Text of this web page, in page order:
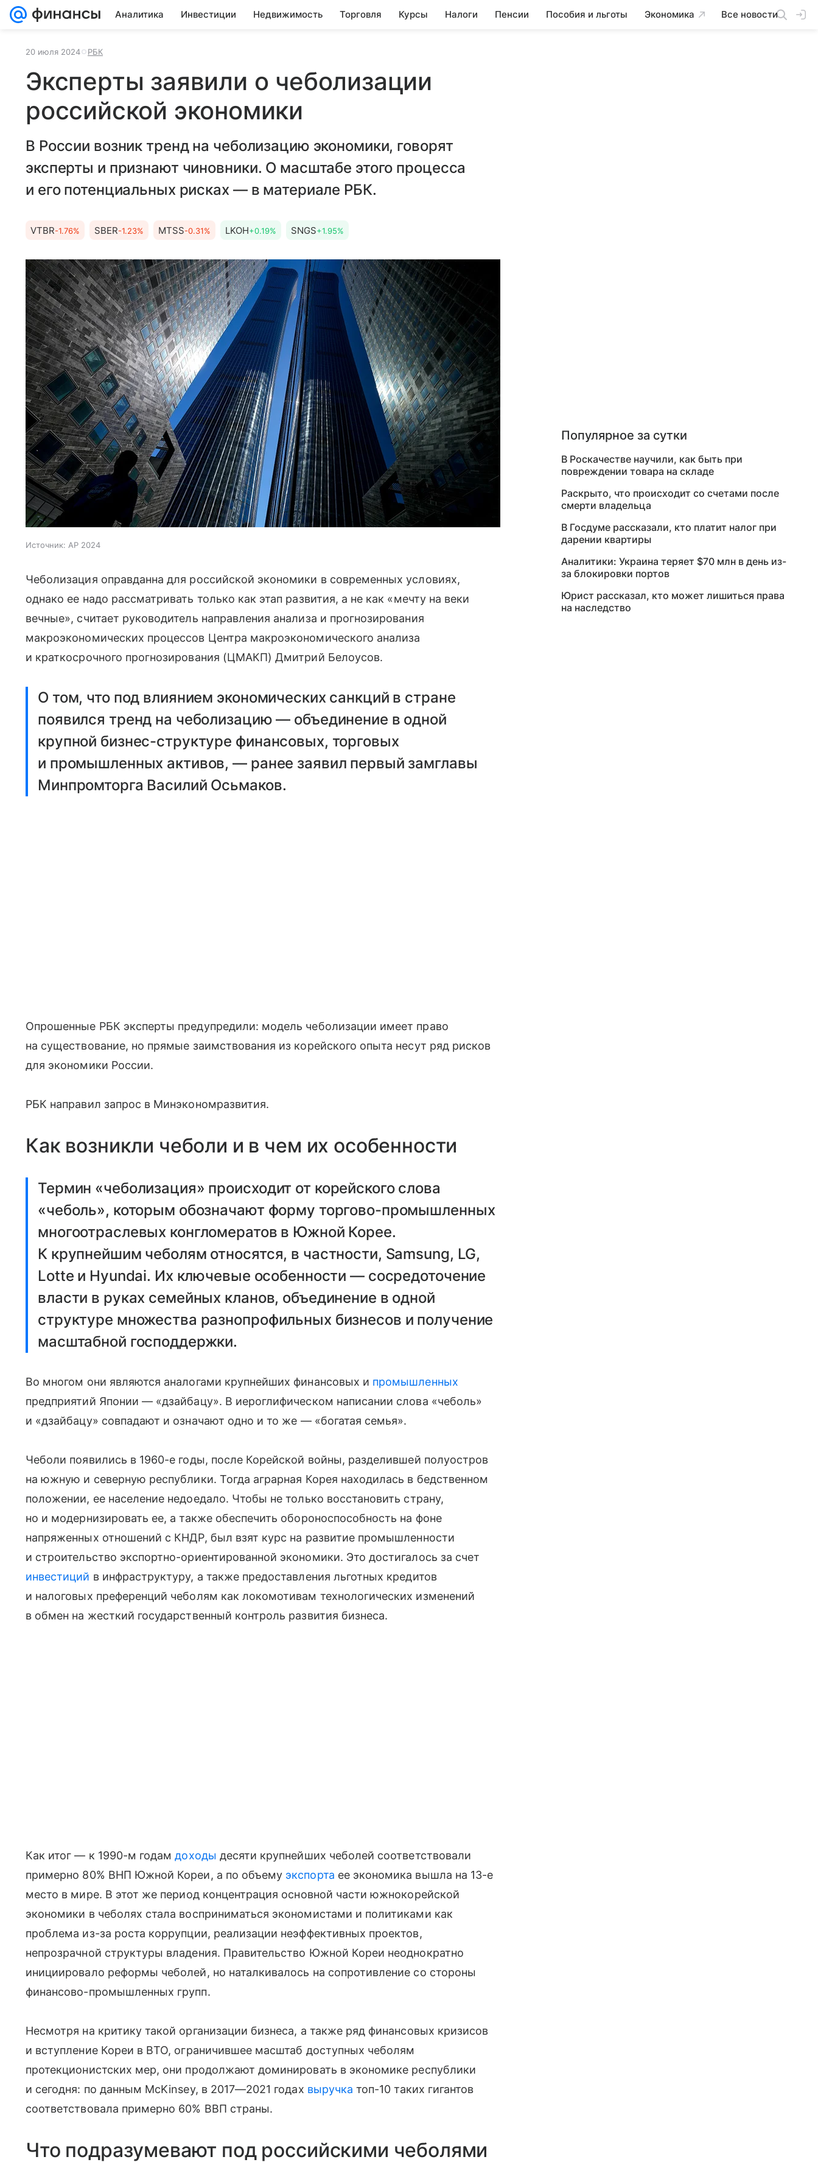
Аналитика Инвестиции Недвижимость Торговля Курсы Налоги Пенсии Пособия и льготы Экономика Все новости
20 июля 2024 РБК
Эксперты заявили о чеболизации
российской экономики
В России возник тренд на чеболизацию экономики, говорят
эксперты и признают чиновники. О масштабе этого процесса
и его потенциальных рисках — в материале РБК.
VTBR-1.76% SBER-1.23% MTSS-0.31% LKOH+0.19% SNGS+1.95%
Источник: AP 2024
Чеболизация оправданна для российской экономики в современных условиях,
однако ее надо рассматривать только как этап развития, а не как «мечту на веки
вечные», считает руководитель направления анализа и прогнозирования
макроэкономических процессов Центра макроэкономического анализа
и краткосрочного прогнозирования (ЦМАКП) Дмитрий Белоусов.
О том, что под влиянием экономических санкций в стране
появился тренд на чеболизацию — объединение в одной
крупной бизнес-структуре финансовых, торговых
и промышленных активов, — ранее заявил первый замглавы
Минпромторга Василий Осьмаков.
Опрошенные РБК эксперты предупредили: модель чеболизации имеет право
на существование, но прямые заимствования из корейского опыта несут ряд рисков
для экономики России.
РБК направил запрос в Минэкономразвития.
Как возникли чеболи и в чем их особенности
Термин «чеболизация» происходит от корейского слова
«чеболь», которым обозначают форму торгово-промышленных
многоотраслевых конгломератов в Южной Корее.
К крупнейшим чеболям относятся, в частности, Samsung, LG,
Lotte и Hyundai. Их ключевые особенности — сосредоточение
власти в руках семейных кланов, объединение в одной
структуре множества разнопрофильных бизнесов и получение
масштабной господдержки.
Во многом они являются аналогами крупнейших финансовых и промышленных
предприятий Японии — «дзайбацу». В иероглифическом написании слова «чеболь»
и «дзайбацу» совпадают и означают одно и то же — «богатая семья».
Чеболи появились в 1960-е годы, после Корейской войны, разделившей полуостров
на южную и северную республики. Тогда аграрная Корея находилась в бедственном
положении, ее население недоедало. Чтобы не только восстановить страну,
но и модернизировать ее, а также обеспечить обороноспособность на фоне
напряженных отношений с КНДР, был взят курс на развитие промышленности
и строительство экспортно-ориентированной экономики. Это достигалось за счет
инвестиций в инфраструктуру, а также предоставления льготных кредитов
и налоговых преференций чеболям как локомотивам технологических изменений
в обмен на жесткий государственный контроль развития бизнеса.
Как итог — к 1990-м годамдоходы десяти крупнейших чеболей соответствовали
примерно 80% ВНП Южной Кореи, а по объему экспорта ее экономика вышла на 13-е
место в мире. В этот же период концентрация основной части южнокорейской
экономики в чеболях стала восприниматься экономистами и политиками как
проблема из-за роста коррупции, реализации неэффективных проектов,
непрозрачной структуры владения. Правительство Южной Кореи неоднократно
инициировало реформы чеболей, но наталкивалось на сопротивление со стороны
финансово-промышленных групп.
Несмотря на критику такой организации бизнеса, а также ряд финансовых кризисов
и вступление Кореи в ВТО, ограничившее масштаб доступных чеболям
протекционистских мер, они продолжают доминировать в экономике республики
и сегодня: по данным McKinsey, в 2017—2021 годах выручка топ-10 таких гигантов
соответствовала примерно 60% ВВП страны.
Что подразумевают под российскими чеболями
Популярное за сутки
В Роскачестве научили, как быть при
повреждении товара на складе
Раскрыто, что происходит со счетами после
смерти владельца
В Госдуме рассказали, кто платит налог при
дарении квартиры
Аналитики: Украина теряет $70 млн в день из-
за блокировки портов
Юрист рассказал, кто может лишиться права
на наследство